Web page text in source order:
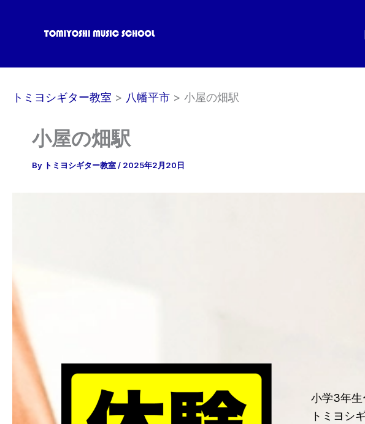
トミヨシギター教室 八幡平市 小屋の畑駅
小屋の畑駅
By トミヨシギター教室/ 2025年2月20日
小学3年生
トミヨシ